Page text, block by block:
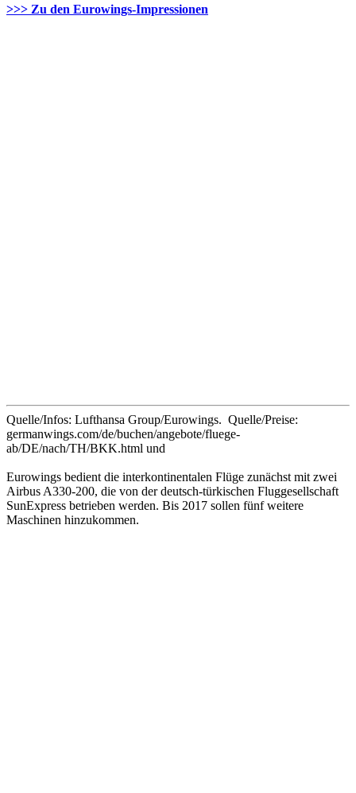
>>> Zu den Eurowings-Impressionen
Quelle/Infos: Lufthansa Group/Eurowings. Quelle/Preise:
germanwings.com/de/buchen/angebote/fluege-
ab/DE/nach/TH/BKK.html und
Eurowings bedient die interkontinentalen Flüge zunächst mit zwei
Airbus A330-200, die von der deutsch-türkischen Fluggesellschaft
SunExpress betrieben werden. Bis 2017 sollen fünf weitere
Maschinen hinzukommen.